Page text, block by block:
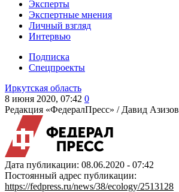
Эксперты
Экспертные мнения
Личный взгляд
Интервью
Подписка
Спецпроекты
Иркутская область
8 июня 2020, 07:42 0
Редакция «ФедералПресс» / Давид Азизов
Дата публикации: 08.06.2020 - 07:42
Постоянный адрес публикации:
https://fedpress.ru/news/38/ecology/2513128